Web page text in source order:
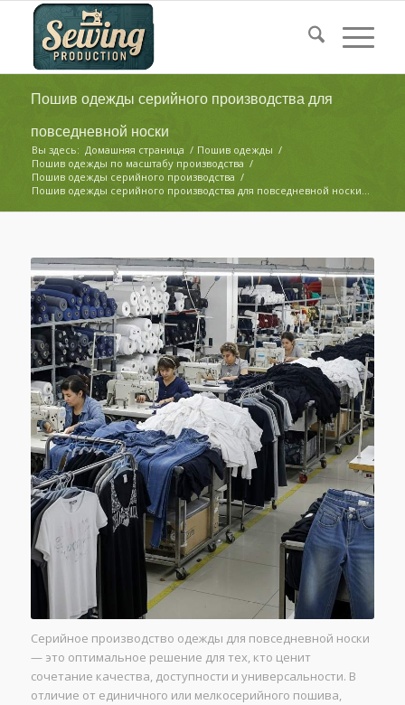
Пошив одежды серийного производства для
повседневной носки
Вы здесь: Домашняя страница / Пошив одежды /
Пошив одежды по масштабу производства /
Пошив одежды серийного производства /
Пошив одежды серийного производства для повседневной носки...
Серийное производство одежды для повседневной носки
— это оптимальное решение для тех, кто ценит
сочетание качества, доступности и универсальности. В
отличие от единичного или мелкосерийного пошива,